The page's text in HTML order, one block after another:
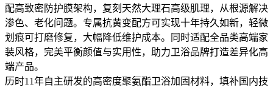
配高致密防护膜架构，复刻天然大理石高级肌理，从根源解决
渗色、老化问题。专属抗黄变配方可实现十年持久如新，轻微
划痕可打磨修复，大幅降低维护成本。同时适配全品类高端家
装风格，完美平衡颜值与实用性，助力卫浴品牌打造差异化高
端产品。
历时11年自主研发的高密度聚氨酯卫浴加固材料，填补国内技